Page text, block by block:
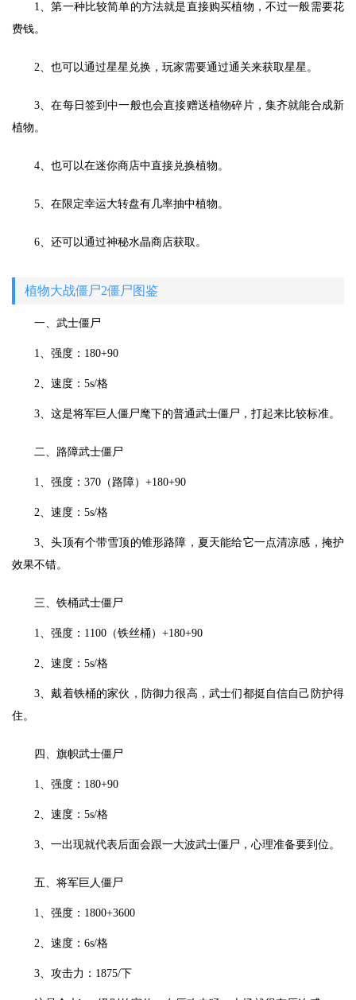
1、第一种比较简单的方法就是直接购买植物，不过一般需要花
费钱。
2、也可以通过星星兑换，玩家需要通过通关来获取星星。
3、在每日签到中一般也会直接赠送植物碎片，集齐就能合成新
植物。
4、也可以在迷你商店中直接兑换植物。
5、在限定幸运大转盘有几率抽中植物。
6、还可以通过神秘水晶商店获取。
植物大战僵尸2僵尸图鉴
一、武士僵尸
1、强度：180+90
2、速度：5s/格
3、这是将军巨人僵尸麾下的普通武士僵尸，打起来比较标准。
二、路障武士僵尸
1、强度：370（路障）+180+90
2、速度：5s/格
3、头顶有个带雪顶的锥形路障，夏天能给它一点清凉感，掩护
效果不错。
三、铁桶武士僵尸
1、强度：1100（铁丝桶）+180+90
2、速度：5s/格
3、戴着铁桶的家伙，防御力很高，武士们都挺自信自己防护得
住。
四、旗帜武士僵尸
1、强度：180+90
2、速度：5s/格
3、一出现就代表后面会跟一大波武士僵尸，心理准备要到位。
五、将军巨人僵尸
1、强度：1800+3600
2、速度：6s/格
3、攻击力：1875/下